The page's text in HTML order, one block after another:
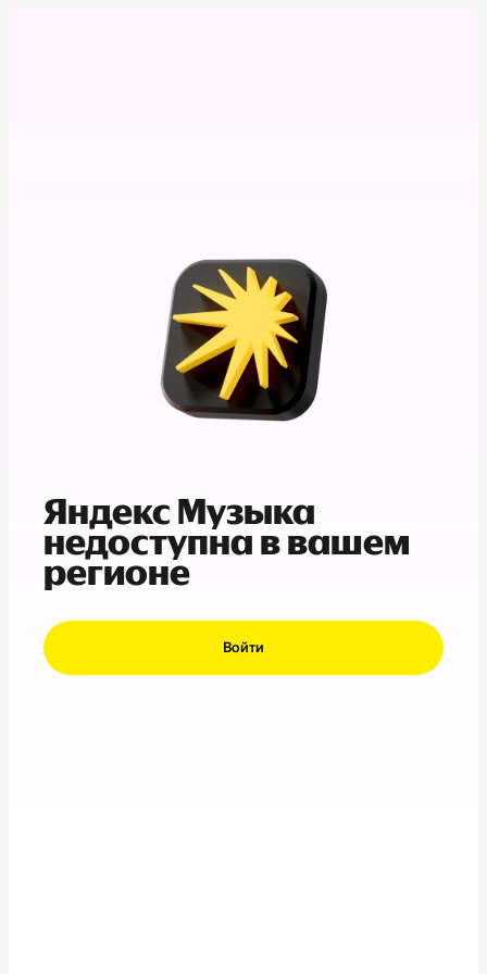
Яндекс Музыка
недоступна в вашем
регионе
Войти